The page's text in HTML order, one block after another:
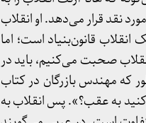
نقد قرار می‌دهد. او انقلاب
انقلاب قانون‌بنیاد است؛ اما
صحبت می‌کنیم، باید در
که مهندس بازرگان در کتاب
به عقب؟». پس انقلاب به